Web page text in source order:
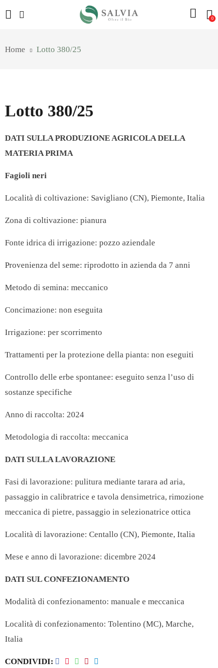
0
Home Lotto 380/25
Lotto 380/25
DATI SULLA PRODUZIONE AGRICOLA DELLA
MATERIA PRIMA
Fagioli neri
Località di coltivazione: Savigliano (CN), Piemonte, Italia
Zona di coltivazione: pianura
Fonte idrica di irrigazione: pozzo aziendale
Provenienza del seme: riprodotto in azienda da 7 anni
Metodo di semina: meccanico
Concimazione: non eseguita
Irrigazione: per scorrimento
Trattamenti per la protezione della pianta: non eseguiti
Controllo delle erbe spontanee: eseguito senza l’uso di
sostanze specifiche
Anno di raccolta: 2024
Metodologia di raccolta: meccanica
DATI SULLA LAVORAZIONE
Fasi di lavorazione: pulitura mediante tarara ad aria,
passaggio in calibratrice e tavola densimetrica, rimozione
meccanica di pietre, passaggio in selezionatrice ottica
Località di lavorazione: Centallo (CN), Piemonte, Italia
Mese e anno di lavorazione: dicembre 2024
DATI SUL CONFEZIONAMENTO
Modalità di confezionamento: manuale e meccanica
Località di confezionamento: Tolentino (MC), Marche,
Italia
CONDIVIDI